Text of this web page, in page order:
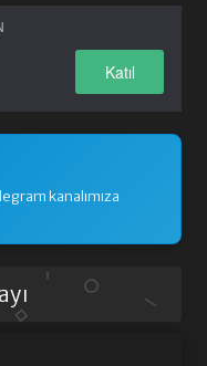
Katıl
kanalımıza